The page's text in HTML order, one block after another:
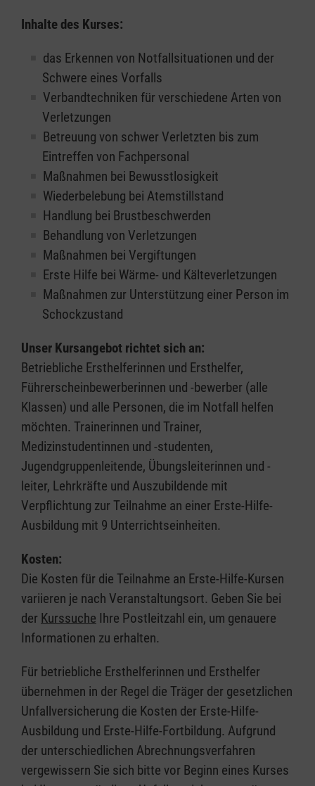
Inhalte des Kurses:
das Erkennen von Notfallsituationen und der
Schwere eines Vorfalls
Verbandtechniken für verschiedene Arten von
Verletzungen
Betreuung von schwer Verletzten bis zum
Eintreffen von Fachpersonal
Maßnahmen bei Bewusstlosigkeit
Wiederbelebung bei Atemstillstand
Handlung bei Brustbeschwerden
Behandlung von Verletzungen
Maßnahmen bei Vergiftungen
Erste Hilfe bei Wärme- und Kälteverletzungen
Maßnahmen zur Unterstützung einer Person im
Schockzustand
Unser Kursangebot richtet sich an:
Betriebliche Ersthelferinnen und Ersthelfer,
Führerscheinbewerberinnen und -bewerber (alle
Klassen) und alle Personen, die im Notfall helfen
möchten. Trainerinnen und Trainer,
Medizinstudentinnen und -studenten,
Jugendgruppenleitende, Übungsleiterinnen und -
leiter, Lehrkräfte und Auszubildende mit
Verpflichtung zur Teilnahme an einer Erste-Hilfe-
Ausbildung mit 9 Unterrichtseinheiten.
Kosten:
Die Kosten für die Teilnahme an Erste-Hilfe-Kursen
variieren je nach Veranstaltungsort. Geben Sie bei
der Kurssuche Ihre Postleitzahl ein, um genauere
Informationen zu erhalten.
Für betriebliche Ersthelferinnen und Ersthelfer
übernehmen in der Regel die Träger der gesetzlichen
Unfallversicherung die Kosten der Erste-Hilfe-
Ausbildung und Erste-Hilfe-Fortbildung. Aufgrund
der unterschiedlichen Abrechnungsverfahren
vergewissern Sie sich bitte vor Beginn eines Kurses